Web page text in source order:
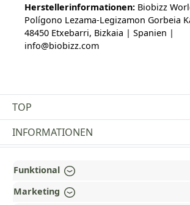
Herstellerinformationen: Biobizz
Polígono Lezama-Legizamon Gorbeia
48450 Etxebarri, Bizkaia | Spanien |
info@biobizz.com
TOP
INFORMATIONEN
Funktional
Marketing